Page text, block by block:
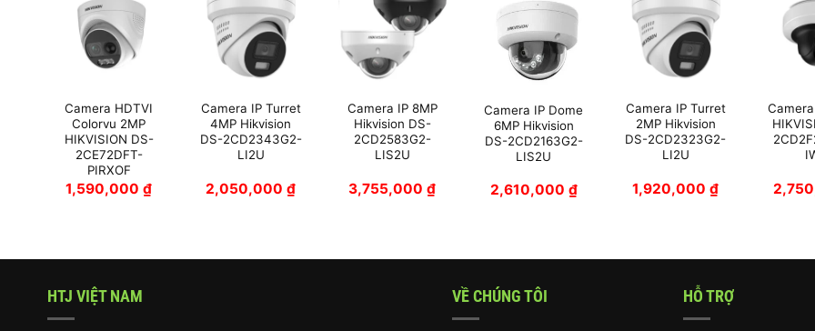
Camera HDTVI
Colorvu 2MP
HIKVISION DS-
2CE72DFT-
PIRXOF
1,590,000₫
Camera IP Turret
4MP Hikvision
DS-2CD2343G2-
LI2U
2,050,000₫
Camera IP 8MP
Hikvision DS-
2CD2583G2-
LIS2U
3,755,000₫
Camera IP Dome
6MP Hikvision
DS-2CD2163G2-
LIS2U
2,610,000 ₫
Camera IP Turret
2MP Hikvision
DS-2CD2323G2-
LI2U
1,920,000₫
HTJ VIỆT NAM VỀ CHÚNG TÔI HỖ TRỢ